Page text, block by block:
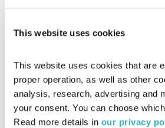
This website uses cookies
This website uses cookies that are
proper operation, as well as other
analysis, research, advertising and
your consent. You can choose
Read more details in our privacy